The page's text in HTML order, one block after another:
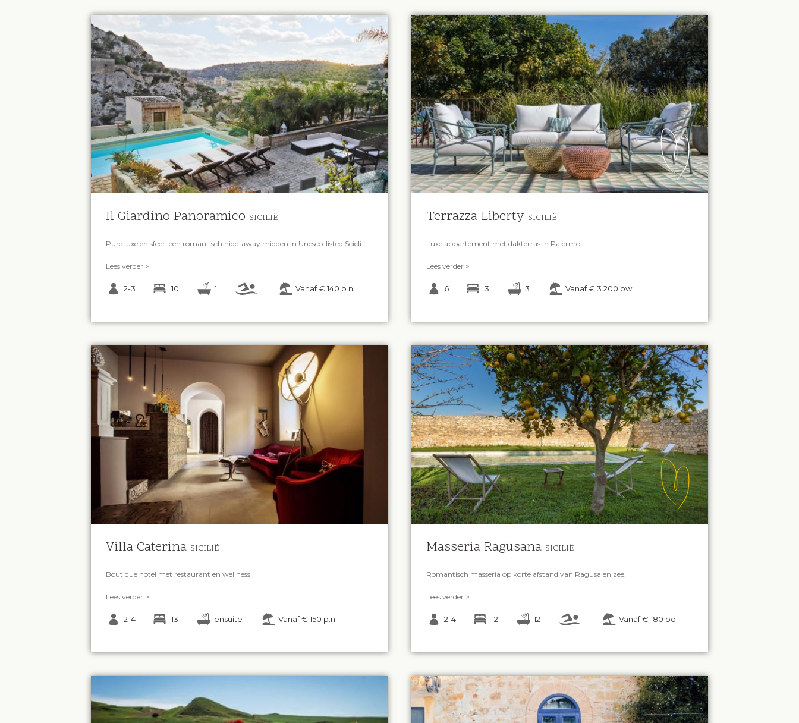
Il Giardino Panoramico SICILIË
Pure luxe en sfeer: een romantisch hide-away midden in Unesco-listed Scicli
Lees verder >
2-3 10 1 Vanaf € 140 p.n.
Terrazza Liberty SICILIË
Luxe appartement met dakterras in Palermo
Lees verder >
6 3 3 Vanaf € 3.200 pw.
Villa Caterina SICILIË
Boutique hotel met restaurant en wellness
Lees verder >
2-4 13 ensuite Vanaf € 150 p.n.
Masseria Ragusana SICILIË
Romantisch masseria op korte afstand van Ragusa en zee.
Lees verder >
2-4 12 12 Vanaf € 180 pd.